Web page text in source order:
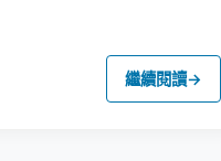
繼續閱讀→